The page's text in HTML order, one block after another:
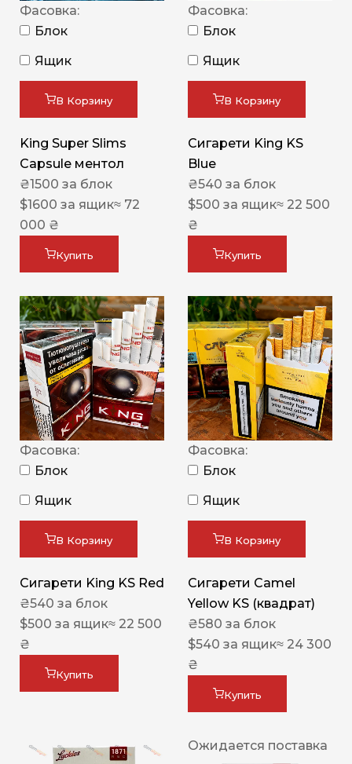
Фасовка:
Блок
Ящик
В Корзину
King Super Slims
Capsule ментол
₴1500 за блок
$1600 за ящик≈ 72
000 ₴
Купить
Фасовка:
Блок
Ящик
В Корзину
Сигарети King KS
Blue
₴540 за блок
$500 за ящик≈ 22 500
₴
Купить
Фасовка:
Блок
Ящик
В Корзину
Сигарети King KS Red
₴540 за блок
$500 за ящик≈ 22 500
₴
Купить
Фасовка:
Блок
Ящик
В Корзину
Сигарети Camel
Yellow KS (квадрат)
₴580 за блок
$540 за ящик≈ 24 300
₴
Купить
Ожидается поставка